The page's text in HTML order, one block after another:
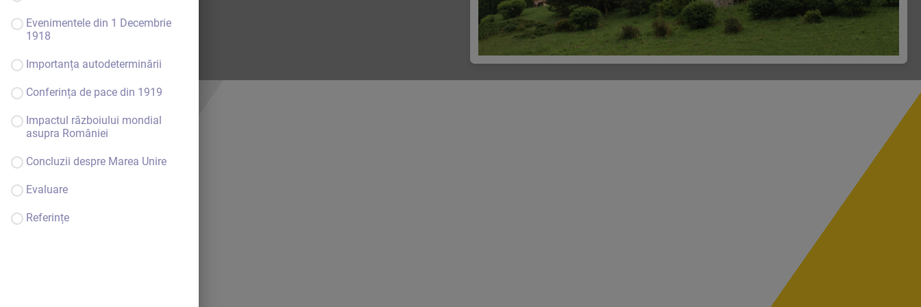
Evenimentele din 1 Decembrie
1918
Importanța autodeterminării
Conferința de pace din 1919
Impactul războiului mondial
asupra României
Concluzii despre Marea Unire
Evaluare
Referințe